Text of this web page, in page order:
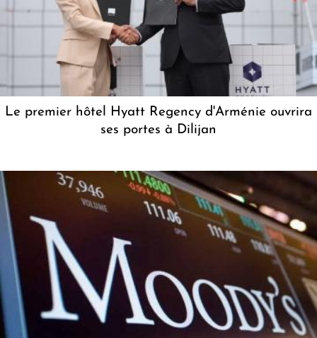
Le premier hôtel Hyatt Regency d'Arménie ouvrira
ses portes à Dilijan